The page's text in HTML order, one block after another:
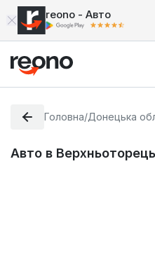
reono - Авто
Головна/Донецька
Авто в